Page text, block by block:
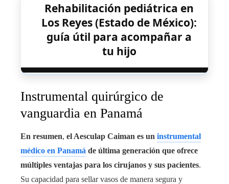
Rehabilitación pediátrica en
Los Reyes (Estado de México):
guía útil para acompañar a
tu hijo
Instrumental quirúrgico de
vanguardia en Panamá
En resumen, el Aesculap Caiman es un instrumental
médico en Panamá de última generación que ofrece
múltiples ventajas para los cirujanos y sus pacientes.
Su capacidad para sellar vasos de manera segura y